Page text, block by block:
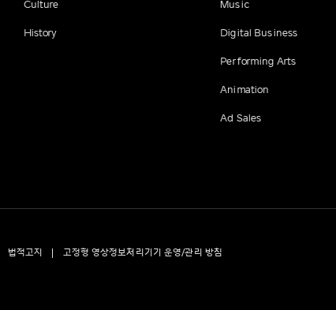
Culture
History
Music
Digital Business
Performing Arts
Animation
Ad Sales
법적고지
고정형 영상정보처리기기 운영/관리 방침